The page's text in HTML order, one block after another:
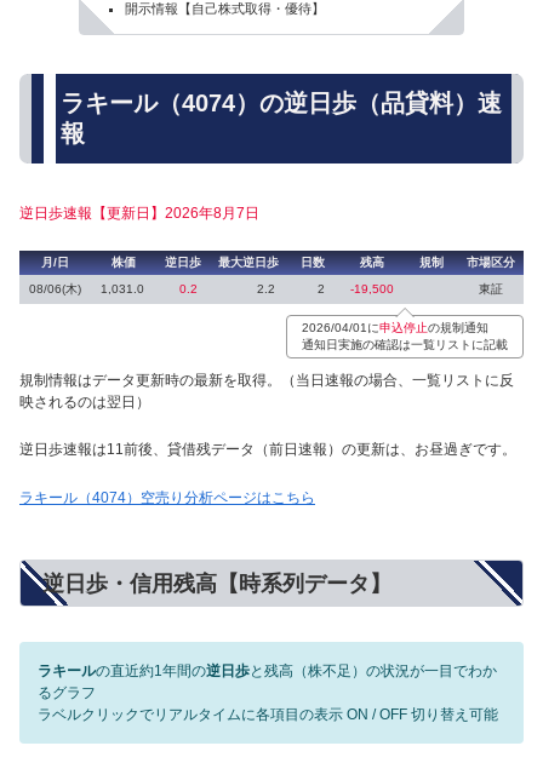
開示情報【自己株式取得・優待】
ラキール（4074）の逆日歩（品貸料）速
報
逆日歩速報【更新日】2026年8月7日
月/日 株価 逆日歩 最大逆日歩 日数 残高 規制
市場区分
08/06(木)
1,031.0 0.2 2.2 2 -19,500 東証
2026/04/01に申込停止の規制通知
通知日実施の確認は一覧リストに記載
規制情報はデータ更新時の最新を取得。（当日速報の場合、一覧リストに反
映されるのは翌日）
逆日歩速報は11前後、貸借残データ（前日速報）の更新は、お昼過ぎです。
ラキール（4074）空売り分析ページはこちら
逆日歩・信用残高【時系列データ】
ラキールの直近約1年間の逆日歩と残高（株不足）の状況が一目でわか
るグラフ
ラベルクリックでリアルタイムに各項目の表示 ON / OFF 切り替え可能